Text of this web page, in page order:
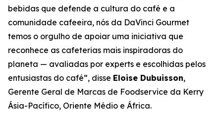
bebidas que defende a cultura do café e a
comunidade cafeeira, nós da DaVinci Gourmet
temos o orgulho de apoiar uma iniciativa que
reconhece as cafeterias mais inspiradoras do
planeta — avaliadas por experts e escolhidas pelos
entusiastas do café”, disse Eloise Dubuisson,
Gerente Geral de Marcas de Foodservice da Kerry
Ásia-Pacífico, Oriente Médio e África.